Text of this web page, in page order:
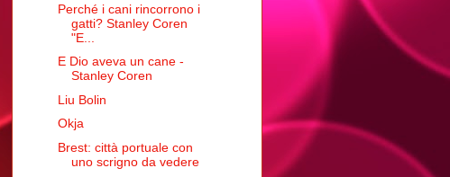
Perché i cani rincorrono i
gatti? Stanley Coren
"E...
E Dio aveva un cane -
Stanley Coren
Liu Bolin
Okja
Brest: città portuale con
uno scrigno da vedere